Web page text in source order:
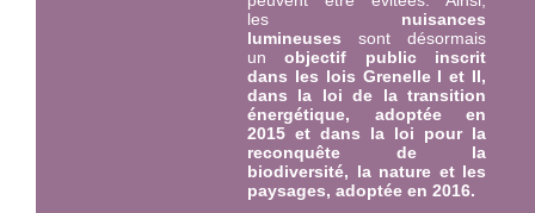
les nuisances
lumineuses sont désormais
unobjectif public inscrit
dans les lois Grenelle I et II,
dans la loi de la transition
énergétique, adoptée en
2015 et dans la loi pour la
reconquête de la
biodiversité, la nature et les
paysages, adoptée en 2016.